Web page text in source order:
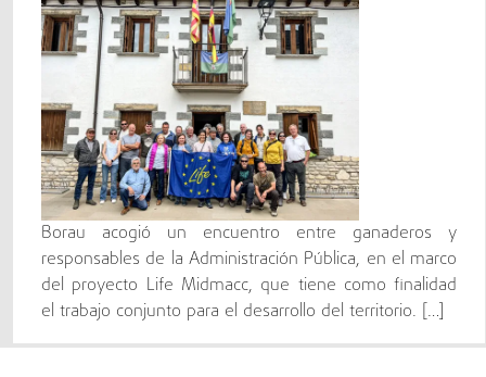
Borau acogió un encuentro entre ganaderos y
responsables de la Administración Pública, en el marco
del proyecto Life Midmacc, que tiene como finalidad
el trabajo conjunto para el desarrollo del territorio. […]